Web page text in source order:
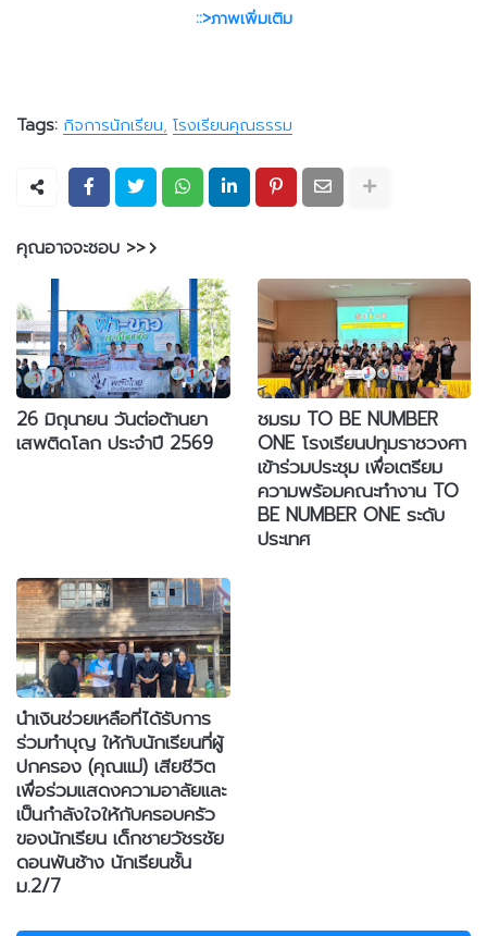
::>ภาพเพิ่มเติม
Tags: กิจการนักเรียน โรงเรียนคุณธรรม
คุณอาจจะชอบ >>
26 มิถุนายน วันต่อต้านยา
เสพติดโลก ประจำปี 2569
ชมรม TO BE NUMBER
ONE โรงเรียนปทุมราชวงศา
เข้าร่วมประชุม เพื่อเตรียม
ความพร้อมคณะทำงาน TO
BE NUMBER ONE ระดับ
ประเทศ
นำเงินช่วยเหลือที่ได้รับการ
ร่วมทำบุญ ให้กับนักเรียนที่ผู้
ปกครอง (คุณแม่) เสียชีวิต
เพื่อร่วมแสดงความอาลัยและ
เป็นกำลังใจให้กับครอบครัว
ของนักเรียน เด็กชายวัชรชัย
ดอนพันช้าง นักเรียนชั้น
ม.2/7